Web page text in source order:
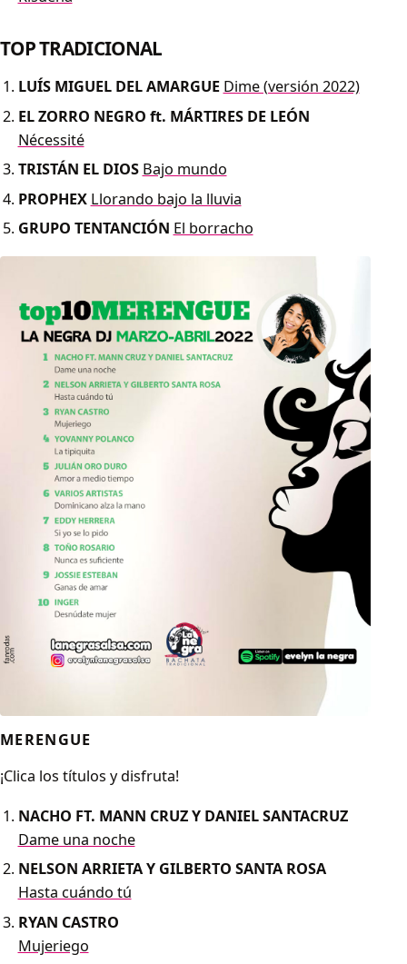
TOP TRADICIONAL
LUÍS MIGUEL DEL AMARGUE Dime (versión 2022)
EL ZORRO NEGRO ft. MÁRTIRES DE LEÓN
Nécessité
TRISTÁN EL DIOS Bajo mundo
PROPHEX Llorando bajo la lluvia
GRUPO TENTANCIÓN El borracho
MERENGUE
¡Clica los títulos y disfruta!
NACHO FT. MANN CRUZ Y DANIEL SANTACRUZ
Dame una noche
NELSON ARRIETA Y GILBERTO SANTA ROSA
Hasta cuándo tú
RYAN CASTRO
Mujeriego